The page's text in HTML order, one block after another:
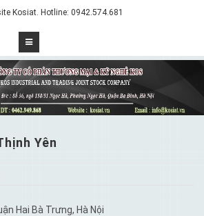
Kosiat. Hotline: 0942.574.681
Yên
Hai Bà Trưng, Hà Nội